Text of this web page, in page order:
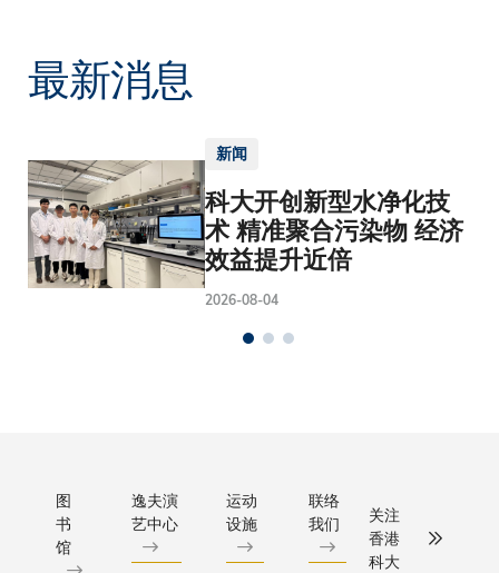
最新消息
新闻
科大开创新型水净化技
术 精准聚合污染物 经济
效益提升近倍
2026-08-04
图
书
馆
逸夫演
艺中心
运动
设施
联络
我们
关注
香港
科大